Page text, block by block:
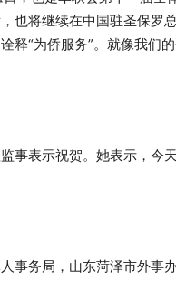
也将继续在中国驻圣保罗
释“为侨服务”。就像我们
事表示祝贺。她表示，今
事务局，山东菏泽市外事